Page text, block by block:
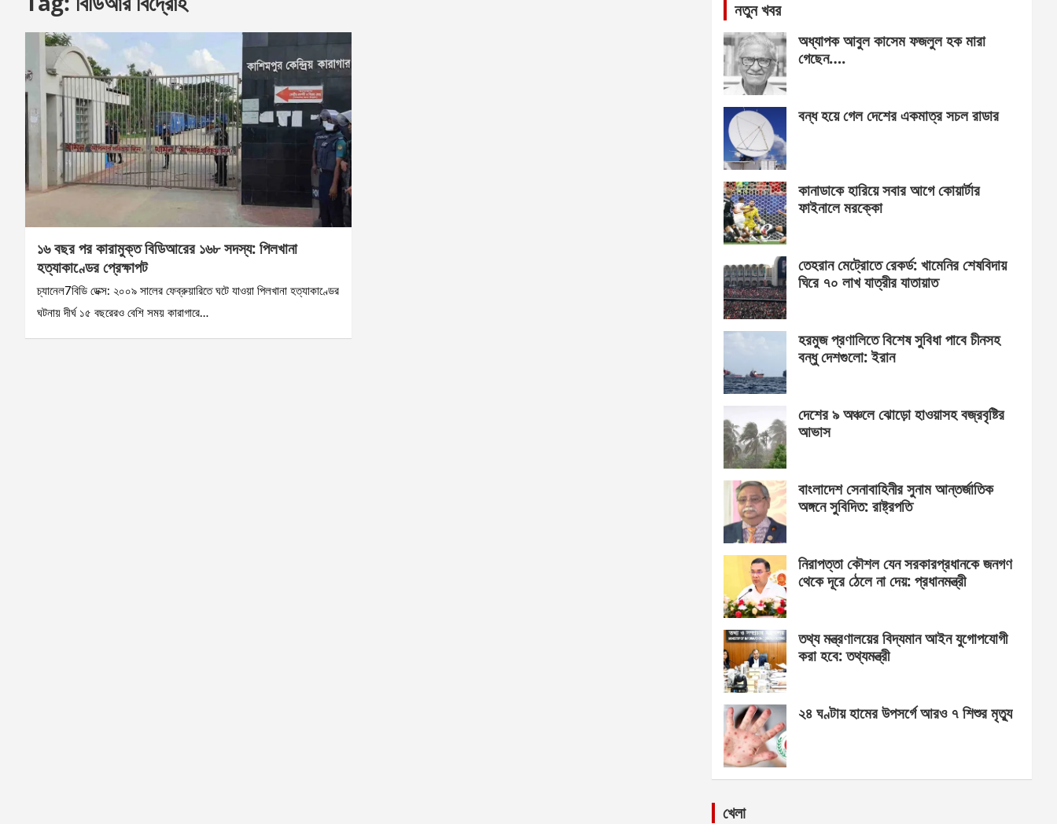
১৬ বছর পর কারামুক্ত বিডিআরের ১৬৮ সদস্য: পিলখানা
হত্যাকাণ্ডের প্রেক্ষাপট
চ্যানেল7বিডি ডেক্স: ২০০৯ সালের ফেব্রুয়ারিতে ঘটে যাওয়া পিলখানা হত্যাকাণ্ডের
ঘটনায় দীর্ঘ ১৫ বছরেরও বেশি সময় কারাগারে…
নতুন খবর
অধ্যাপক আবুল কাসেম ফজলুল হক মারা
গেছেন….
বন্ধ হয়ে গেল দেশের একমাত্র সচল রাডার
কানাডাকে হারিয়ে সবার আগে কোয়ার্টার
ফাইনালে মরক্কো
তেহরান মেট্রোতে রেকর্ড: খামেনির শেষবিদায়
ঘিরে ৭০ লাখ যাত্রীর যাতায়াত
হরমুজ প্রণালিতে বিশেষ সুবিধা পাবে চীনসহ
বন্ধু দেশগুলো: ইরান
দেশের ৯ অঞ্চলে ঝোড়ো হাওয়াসহ বজ্রবৃষ্টির
আভাস
বাংলাদেশ সেনাবাহিনীর সুনাম আন্তর্জাতিক
অঙ্গনে সুবিদিত: রাষ্ট্রপতি
নিরাপত্তা কৌশল যেন সরকারপ্রধানকে জনগণ
থেকে দূরে ঠেলে না দেয়: প্রধানমন্ত্রী
তথ্য মন্ত্রণালয়ের বিদ্যমান আইন যুগোপযোগী
করা হবে: তথ্যমন্ত্রী
২৪ ঘণ্টায় হামের উপসর্গে আরও ৭ শিশুর মৃত্যু
খেলা